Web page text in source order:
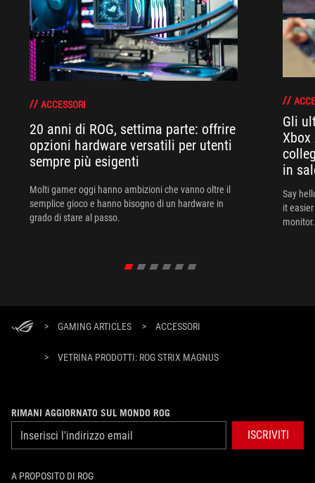
ACCESSORI
20 anni di ROG, settima parte: offrire
opzioni hardware versatili per utenti
sempre più esigenti
Molti gamer oggi hanno ambizioni che vanno oltre il
semplice gioco e hanno bisogno di un hardware in
grado di stare al passo.
Gli
in
Say
it
monitor.
> GAMING ARTICLES > ACCESSORI
> VETRINA PRODOTTI: ROG STRIX MAGNUS
RIMANI AGGIORNATO SUL MONDO ROG
ISCRIVITI
A PROPOSITO DI ROG